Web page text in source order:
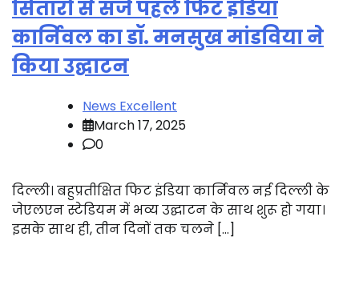
सितारों से सजे पहले फिट इंडिया
कार्निवल का डॉ. मनसुख मांडविया ने
किया उद्घाटन
News Excellent
March 17, 2025
0
दिल्ली। बहुप्रतीक्षित फिट इंडिया कार्निवल नई दिल्ली के
जेएलएन स्टेडियम में भव्य उद्घाटन के साथ शुरू हो गया।
इसके साथ ही, तीन दिनों तक चलने […]